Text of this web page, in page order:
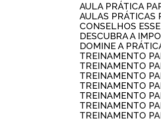
AULA PRÁTICA
AULAS
CONSELHOS
DESCUBRA A
DOMINE A
TREINAMENTO
TREINAMENTO
TREINAMENTO
TREINAMENTO
TREINAMENTO
TREINAMENTO
TREINAMENTO